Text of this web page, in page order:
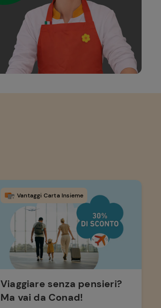
Vantaggi Carta Insieme
Viaggiare senza pensieri?
Ma vai da Conad!